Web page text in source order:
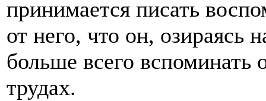
принимается писать
от него, что он, озираясь
больше всего вспоминать
трудах.